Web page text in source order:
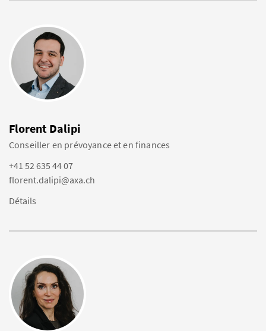
Florent Dalipi
Conseiller en prévoyance et en finances
+41 52 635 44 07
florent.dalipi@axa.ch
Détails